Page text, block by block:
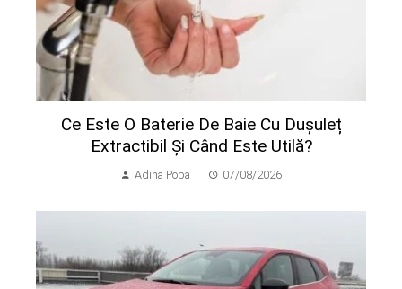
Ce Este O Baterie De Baie Cu Dușuleț
Extractibil Și Când Este Utilă?
Adina Popa 07/08/2026